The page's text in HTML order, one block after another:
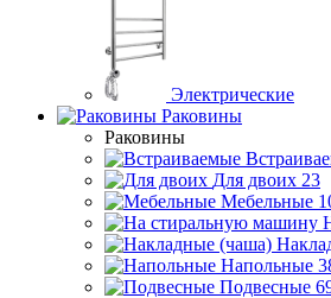
Электрические
Раковины
Раковины
Для двоих 23
Мебельные
Напольные
Подвесные